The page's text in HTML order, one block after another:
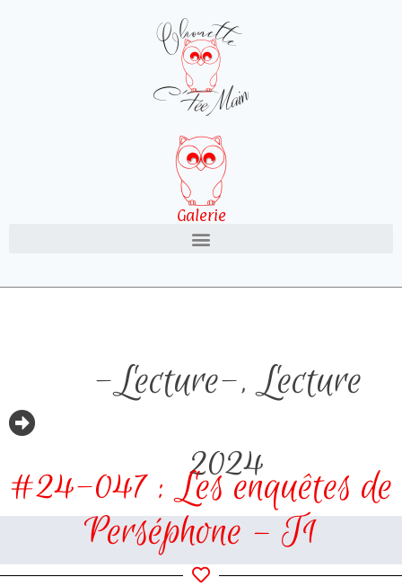
Galerie
-Lecture-,Lecture
2024
#24-047 : Les enquêtes de
Perséphone – T1